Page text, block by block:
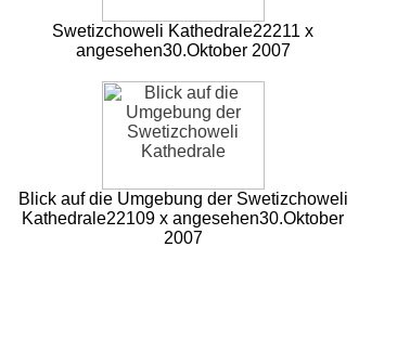
Swetizchoweli Kathedrale22211 x
angesehen30.Oktober 2007
Blick auf die Umgebung der Swetizchoweli
Kathedrale22109 x angesehen30.Oktober
2007